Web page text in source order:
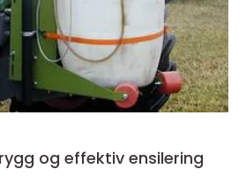
og effektiv ensilering